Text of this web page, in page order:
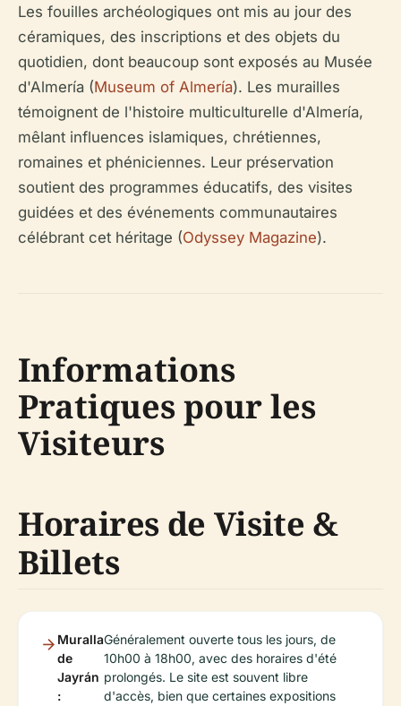
Les fouilles archéologiques ont mis au jour des
céramiques, des inscriptions et des objets du
quotidien, dont beaucoup sont exposés au Musée
d'Almería (Museum of Almería). Les murailles
témoignent de l'histoire multiculturelle d'Almería,
mêlant influences islamiques, chrétiennes,
romaines et phéniciennes. Leur préservation
soutient des programmes éducatifs, des visites
guidées et des événements communautaires
célébrant cet héritage (Odyssey Magazine).
Informations
Pratiques pour les
Visiteurs
Horaires de Visite &
Billets
Muralla
de
Jayrán
:
Généralement ouverte tous les jours, de
10h00 à 18h00, avec des horaires d'été
prolongés. Le site est souvent libre
d'accès, bien que certaines expositions